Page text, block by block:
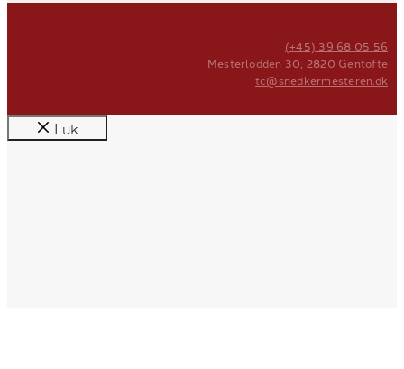
(+45) 39 68 05 56
Mesterlodden 30, 2820 Gentofte
tc​@snedkermesteren.dk
Luk